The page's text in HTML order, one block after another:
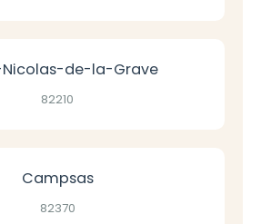
de-la-Grave
82210
Campsas
82370